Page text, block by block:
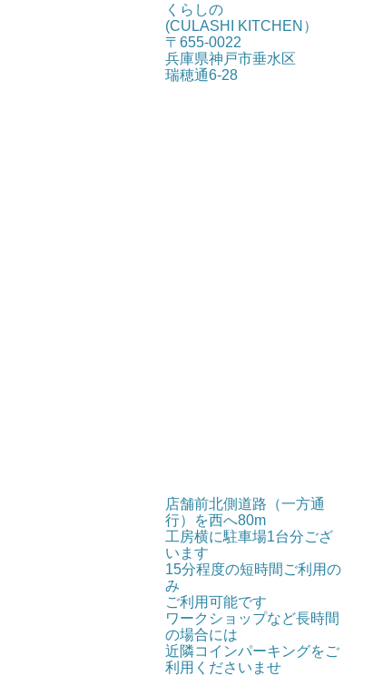
くらしの
(CULASHI KITCHEN）
〒655-0022
兵庫県神戸市垂水区
瑞穂通6-28
店舗前北側道路（一方通
行）を西へ80m
工房横に駐車場1台分ござ
います
15分程度の短時間ご利用の
み
ご利用可能です
ワークショップなど長時間
の場合には
近隣コインパーキングをご
利用くださいませ